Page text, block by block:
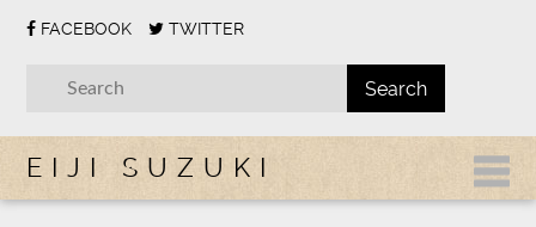
FACEBOOK TWITTER
EIJI SUZUKI